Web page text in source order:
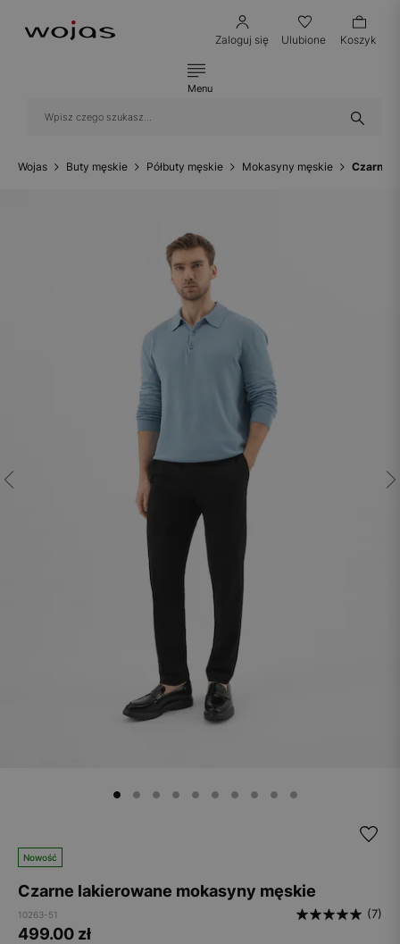
Zaloguj się Ulubione Koszyk
Menu
Wojas Buty męskie Półbuty męskie Mokasyny męskie Czarne
Nowość
Czarne lakierowane mokasyny męskie
10263-51 (7)
499.00 zł